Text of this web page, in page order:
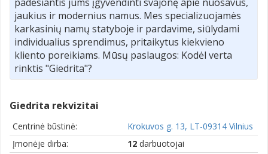
jaukius ir modernius namus. Mes specializuojamės
karkasinių namų statyboje ir pardavime, siūlydami
individualius sprendimus, pritaikytus kiekvieno
kliento poreikiams. Mūsų paslaugos: Kodėl verta
rinktis "Giedrita"?
Giedrita rekvizitai
Centrinė būstinė:
Krokuvos g. 13, LT-09314 Vilnius
Įmonėje dirba:
12 darbuotojai